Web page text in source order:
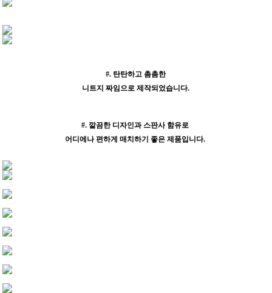
#. 탄탄하고 촘촘한
니트지 짜임으로 제작되었습니다.
#. 깔끔한 디자인과 스판사 함유로
어디에나 편하게 매치하기
좋은 제품입니다.